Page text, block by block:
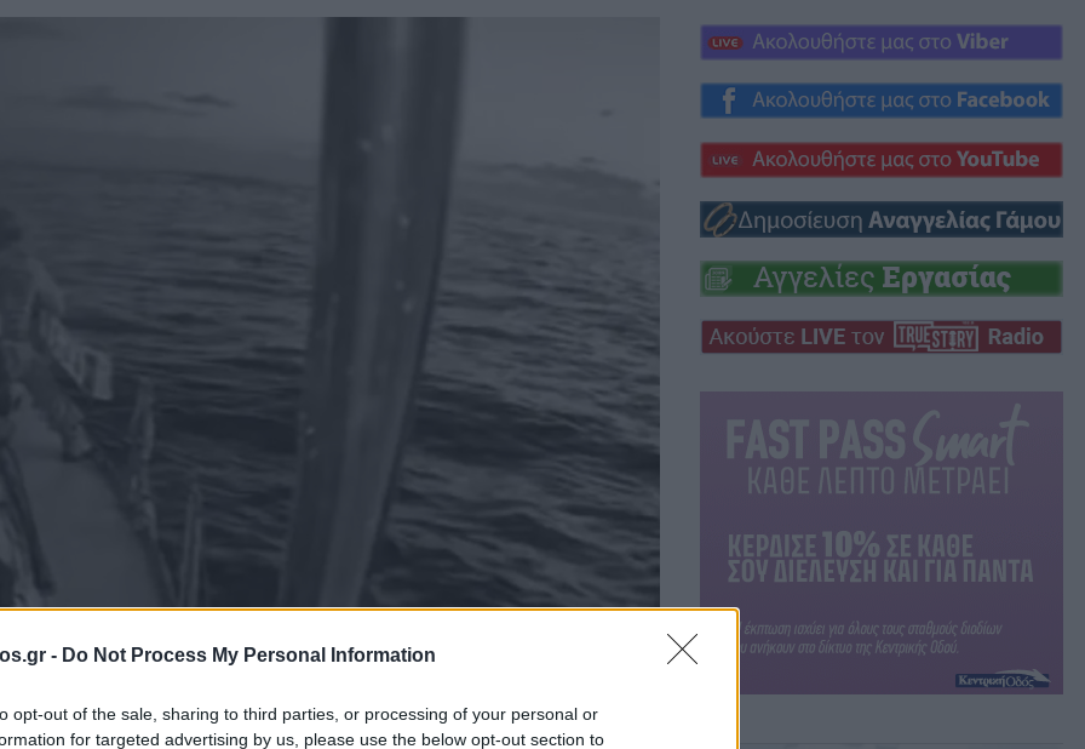
- Do Not Process My Personal Information
opt-out of the sale, sharing to third parties, or processing of your personal or
for targeted advertising by us, please use the below opt-out section to
στο Ισραήλ Σύλληψη Υπουργείο Εξωτερικών Φλώρινα